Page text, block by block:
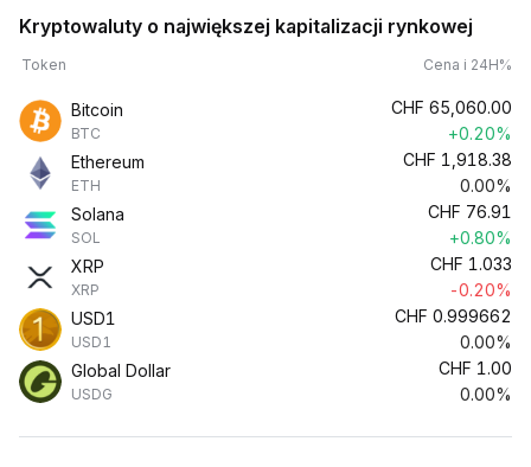
Kryptowaluty o największej kapitalizacji rynkowej
Token Cena i 24H%
Bitcoin
BTC
CHF 65,060.00
+0.20%
Ethereum
ETH
CHF 1,918.38
0.00%
Solana
SOL
CHF 76.91
+0.80%
XRP
XRP
CHF 1.033
-0.20%
USD1
USD1
CHF 0.999662
0.00%
Global Dollar
USDG
CHF 1.00
0.00%